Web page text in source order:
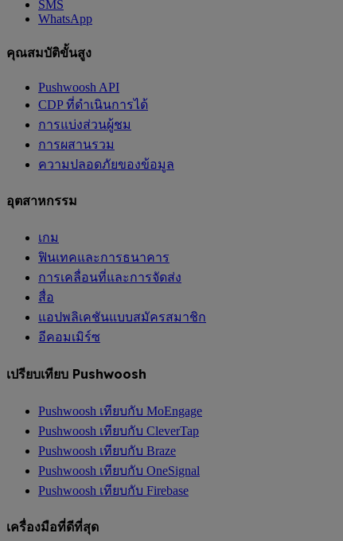
SMS
WhatsApp
คุณสมบัติขั้นสูง
Pushwoosh API
CDP ที่ดำเนินการได้
การแบ่งส่วนผู้ชม
การผสานรวม
ความปลอดภัยของข้อมูล
อุตสาหกรรม
เกม
ฟินเทคและการธนาคาร
การเคลื่อนที่และการจัดส่ง
สื่อ
แอปพลิเคชันแบบสมัครสมาชิก
อีคอมเมิร์ซ
เปรียบเทียบ Pushwoosh
Pushwoosh เทียบกับ MoEngage
Pushwoosh เทียบกับ CleverTap
Pushwoosh เทียบกับ Braze
Pushwoosh เทียบกับ OneSignal
Pushwoosh เทียบกับ Firebase
เครื่องมือที่ดีที่สุด